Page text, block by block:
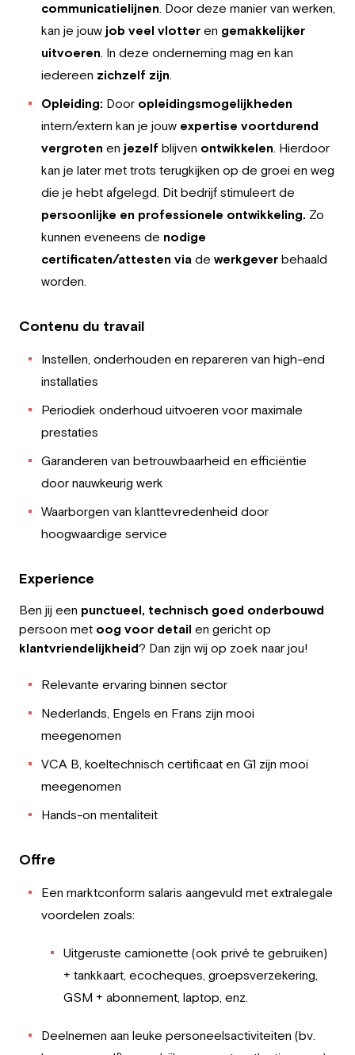
communicatielijnen. Door deze manier van werken,
kan je jouw job veel vlotter en gemakkelijker
uitvoeren. In deze onderneming mag en kan
iedereen zichzelf zijn.
Opleiding: Door opleidingsmogelijkheden
intern/extern kan je jouw expertise voortdurend
vergroten en jezelf blijven ontwikkelen. Hierdoor
kan je later met trots terugkijken op de groei en weg
die je hebt afgelegd. Dit bedrijf stimuleert de
persoonlijke en professionele ontwikkeling. Zo
kunnen eveneens de nodige
certificaten/attesten via de werkgever behaald
worden.
Contenu du travail
Instellen, onderhouden en repareren van high-end
installaties
Periodiek onderhoud uitvoeren voor maximale
prestaties
Garanderen van betrouwbaarheid en efficiëntie
door nauwkeurig werk
Waarborgen van klanttevredenheid door
hoogwaardige service
Experience
Ben jij een punctueel, technisch goed onderbouwd
persoon met oog voor detail en gericht op
klantvriendelijkheid? Dan zijn wij op zoek naar jou!
Relevante ervaring binnen sector
Nederlands, Engels en Frans zijn mooi
meegenomen
VCA B, koeltechnisch certificaat en G1 zijn mooi
meegenomen
Hands-on mentaliteit
Offre
Een marktconform salaris aangevuld met extralegale
voordelen zoals:
Uitgeruste camionette (ook privé te gebruiken)
+ tankkaart, ecocheques, groepsverzekering,
GSM + abonnement, laptop, enz.
Deelnemen aan leuke personeelsactiviteiten (bv.